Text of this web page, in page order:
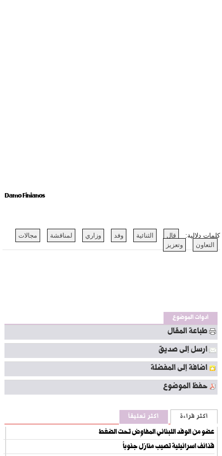
Damo Finianos
كلمات دلالية: قال الثنائية وفد وزاري لمناقشة
مجالات
التعاون
وتعزيز
أدوات الموضوع
طباعة المقال
ارسل إلى صديق
اضافة إلى المفضلة
حفظ الموضوع
أكثر قراءة أكثر تعليقاً
عضو من الوفد اللبناني المفاوِض تحت الضغط
قذائف اسرائيلية تصيب منازل جنوباً